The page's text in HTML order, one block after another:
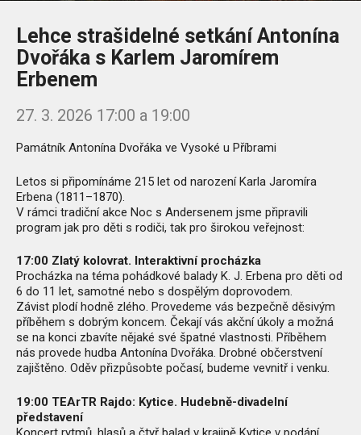
Lehce strašidelné setkání Antonína
Dvořáka s Karlem Jaromírem
Erbenem
27. 3. 2026 17:00 a 19:00
Památník Antonína Dvořáka ve Vysoké u Příbrami
Letos si připomínáme 215 let od narození Karla Jaromíra
Erbena (1811–1870).
V rámci tradiční akce Noc s Andersenem jsme připravili
program jak pro děti s rodiči, tak pro širokou veřejnost:
17:00 Zlatý kolovrat. Interaktivní procházka
Procházka na téma pohádkové balady K. J. Erbena pro děti od
6 do 11 let, samotné nebo s dospělým doprovodem.
Závist plodí hodně zlého. Provedeme vás bezpečně děsivým
příběhem s dobrým koncem. Čekají vás akční úkoly a možná
se na konci zbavíte nějaké své špatné vlastnosti. Příběhem
nás provede hudba Antonína Dvořáka. Drobné občerstvení
zajištěno. Oděv přizpůsobte počasí, budeme vevnitř i venku.
19:00 TEArTR Rajdo: Kytice. Hudebně-divadelní
představení